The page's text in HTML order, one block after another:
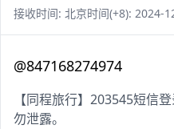
接收时间: 北京时间(+8): 2024-
@847168274974
【同程旅行】203545短信
勿泄露。